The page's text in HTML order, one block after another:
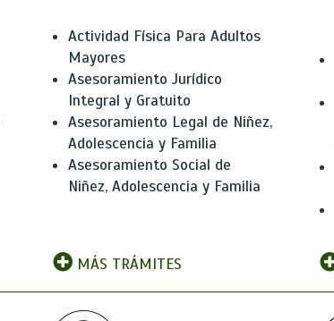
Actividad Física Para Adultos
Mayores
Asesoramiento Jurídico
Integral y Gratuito
Asesoramiento Legal de Niñez,
Adolescencia y Familia
Asesoramiento Social de
Niñez, Adolescencia y Familia
MÁS TRÁMITES